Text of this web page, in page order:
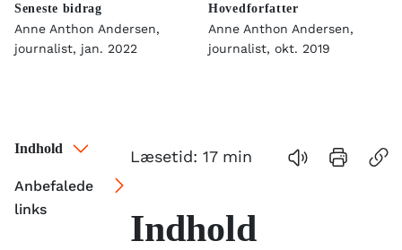
Seneste bidrag
Anne Anthon Andersen,
journalist, jan. 2022
Hovedforfatter
Anne Anthon Andersen,
journalist, okt. 2019
Indhold
Anbefalede
links
Læsetid: 17min
Indhold